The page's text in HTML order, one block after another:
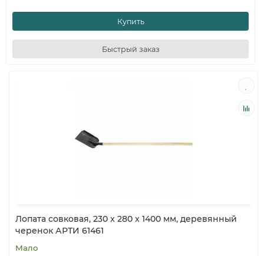
Купить
Быстрый заказ
Лопата совковая, 230 x 280 x 1400 мм, деревянный
черенок АРТИ 61461
Мало